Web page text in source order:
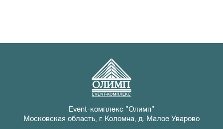
Event-комплекс "Олимп"
Московская область, г. Коломна, д. Малое Уварово